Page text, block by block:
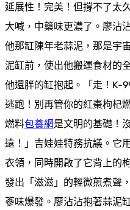
延展性！完美！但撐不了太
大喊，中藥味更濃了。廖沾
他那缸陳年老蒜泥，那是宇
泥缸前，使出他搬運食材的
他還胖的缸抱起。「走！K-
逃跑！別再管你的紅棗枸杞
燃料包養網是文明的基礎！
遠！」吉娃娃特務抗議。它
衣領，同時開啟了它背上的
發出「滋滋」的輕微煎煮聲
蔘味爆發。廖沾沾抱著蒜泥